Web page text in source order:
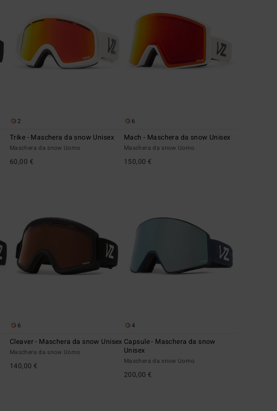
2
Trike - Maschera da snow Unisex
Maschera da snow Uomo
60,00 €
6
Mach - Maschera da snow Unisex
Maschera da snow Uomo
150,00 €
6
Cleaver - Maschera da snow Unisex
Maschera da snow Uomo
140,00 €
4
Capsule - Maschera da snow
Unisex
Maschera da snow Uomo
200,00 €